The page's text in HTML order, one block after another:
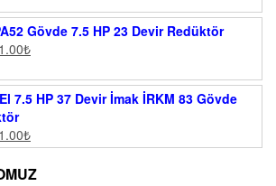
Gövde 7.5 HP 23 Devir Redüktör
1.00₺
7.5 HP 37 Devir İmak İRKM 83 Gövde
1.00₺